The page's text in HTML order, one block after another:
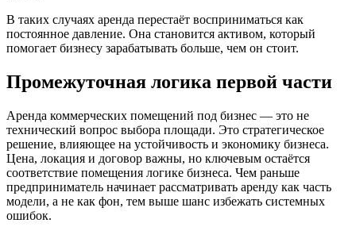
В таких случаях аренда перестаёт восприниматься как
постоянное давление. Она становится активом, который
помогает бизнесу зарабатывать больше, чем он стоит.
Промежуточная логика первой части
Аренда коммерческих помещений под бизнес — это не
технический вопрос выбора площади. Это стратегическое
решение, влияющее на устойчивость и экономику бизнеса.
Цена, локация и договор важны, но ключевым остаётся
соответствие помещения логике бизнеса. Чем раньше
предприниматель начинает рассматривать аренду как часть
модели, а не как фон, тем выше шанс избежать системных
ошибок.